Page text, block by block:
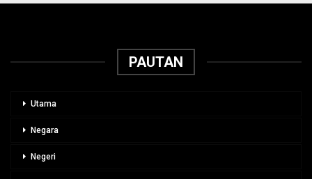
PAUTAN
Utama
Negara
Negeri